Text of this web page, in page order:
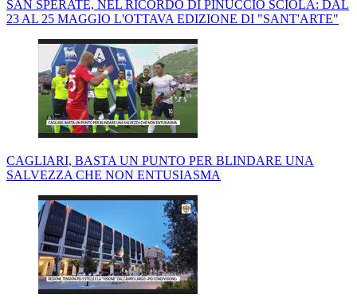
SAN SPERATE, NEL RICORDO DI PINUCCIO SCIOLA: DAL
23 AL 25 MAGGIO L'OTTAVA EDIZIONE DI "SANT'ARTE"
CAGLIARI, BASTA UN PUNTO PER BLINDARE UNA
SALVEZZA CHE NON ENTUSIASMA